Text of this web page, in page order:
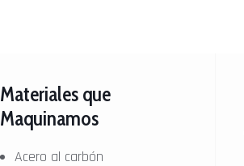
Materiales que
Maquinamos
Acero al carbón